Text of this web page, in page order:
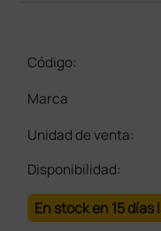
Código:
Marca
Unidad de venta:
Disponibilidad:
En stock en 15 días